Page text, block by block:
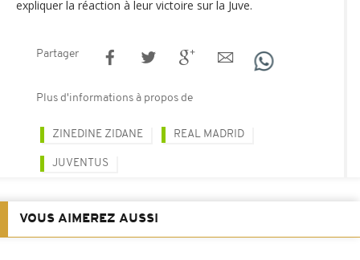
expliquer la réaction à leur victoire sur la Juve.
Partager
Plus d'informations à propos de
ZINEDINE ZIDANE REAL MADRID
JUVENTUS
VOUS AIMEREZ AUSSI